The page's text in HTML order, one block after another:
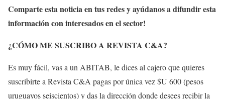
Comparte esta noticia en tus redes y ayúdanos a difundir esta
información con interesados en el sector!
¿CÓMO ME SUSCRIBO A REVISTA C&A?
Es muy fácil, vas a un ABITAB, le dices al cajero que quieres
suscribirte a Revista C&A pagas por única vez $U 600 (pesos
uruguayos seiscientos) y das la dirección donde desees recibir la